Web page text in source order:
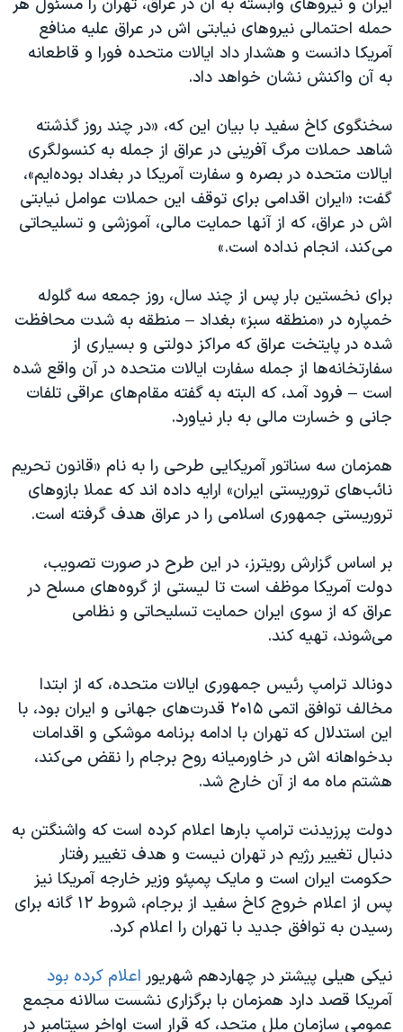
ایران و نیروهای وابسته به آن در عراق، تهران را مسئول هر
حمله احتمالی نیروهای نیابتی اش در عراق علیه منافع
آمریکا دانست و هشدار داد ایالات متحده فورا و قاطعانه
به آن واکنش نشان خواهد داد.
سخنگوی کاخ سفید با بیان این که، «در چند روز گذشته
شاهد حملات مرگ آفرینی در عراق از جمله به کنسولگری
ایالات متحده در بصره و سفارت آمریکا در بغداد بوده‌ایم»،
گفت: «ایران اقدامی برای توقف این حملات عوامل نیابتی
اش در عراق، که از آنها حمایت مالی، آموزشی و تسلیحاتی
می‌کند، انجام نداده است.»
برای نخستین بار پس از چند سال، روز جمعه سه گلوله
خمپاره در «منطقه سبز» بغداد – منطقه به شدت محافظت
شده در پایتخت عراق که مراکز دولتی و بسیاری از
سفارتخانه‌ها از جمله سفارت ایالات متحده در آن واقع شده
است – فرود آمد، که البته به گفته مقام‌های عراقی تلفات
جانی و خسارت مالی به بار نیاورد.
همزمان سه سناتور آمریکایی طرحی را به نام «قانون تحریم
نائب‌های تروریستی ایران» ارایه داده اند که عملا بازوهای
تروریستی جمهوری اسلامی را در عراق هدف گرفته است.
بر اساس گزارش رویترز، در این طرح در صورت تصویب،
دولت آمریکا موظف است تا لیستی از گروه‌های مسلح در
عراق که از سوی ایران حمایت تسلیحاتی و نظامی
می‌شوند، تهیه کند.
دونالد ترامپ رئیس جمهوری ایالات متحده، که از ابتدا
مخالف توافق اتمی ۲۰۱۵ قدرت‌های جهانی و ایران بود، با
این استدلال که تهران با ادامه برنامه موشکی و اقدامات
بدخواهانه اش در خاورمیانه روح برجام را نقض می‌کند،
هشتم ماه مه از آن خارج شد.
دولت پرزیدنت ترامپ بارها اعلام کرده است که واشنگتن به
دنبال تغییر رژیم در تهران نیست و هدف تغییر رفتار
حکومت ایران است و مایک پمپئو وزیر خارجه آمریکا نیز
پس از اعلام خروج کاخ سفید از برجام، شروط ۱۲ گانه برای
رسیدن به توافق جدید با تهران را اعلام کرد.
نیکی هیلی پیشتر در چهاردهم شهریور اعلام کرده بود
آمریکا قصد دارد همزمان با برگزاری نشست سالانه مجمع
عمومی سازمان ملل متحد، که قرار است اواخر سپتامبر در